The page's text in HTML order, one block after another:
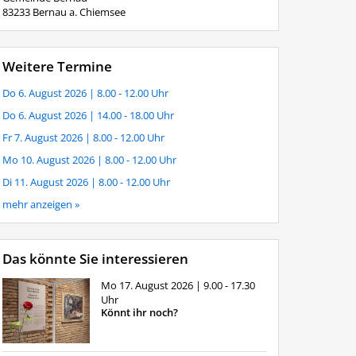
83233 Bernau a. Chiemsee
Weitere Termine
Do 6. August 2026 | 8.00 - 12.00 Uhr
Do 6. August 2026 | 14.00 - 18.00 Uhr
Fr 7. August 2026 | 8.00 - 12.00 Uhr
Mo 10. August 2026 | 8.00 - 12.00 Uhr
Di 11. August 2026 | 8.00 - 12.00 Uhr
mehr anzeigen »
Das könnte Sie interessieren
Mo 17. August 2026 | 9.00 - 17.30
Uhr
Könnt ihr noch?